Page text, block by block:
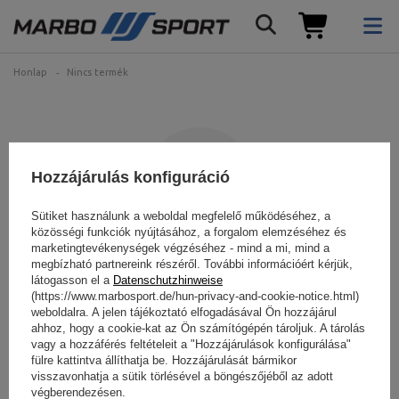
Honlap Nincs termék
Az Ön által keresett termék
nem található.
Próbáljon meg pontosabb paramétereket megadni. Használja a
címet. fejlett keresőmotor.
Hozzájárulás konfiguráció
Sütiket használunk a weboldal megfelelő működéséhez, a
közösségi funkciók nyújtásához, a forgalom elemzéséhez és
marketingtevékenységek végzéséhez - mind a mi, mind a
megbízható partnereink részéről. További információért kérjük,
látogasson el a Datenschutzhinweise
(https://www.marbosport.de/hun-privacy-and-cookie-notice.html)
weboldalra. A jelen tájékoztató elfogadásával Ön hozzájárul
ahhoz, hogy a cookie-kat az Ön számítógépén tároljuk. A tárolás
vagy a hozzáférés feltételeit a "Hozzájárulások konfigurálása"
fülre kattintva állíthatja be. Hozzájárulását bármikor
visszavonhatja a sütik törlésével a böngészőjéből az adott
végberendezésen.